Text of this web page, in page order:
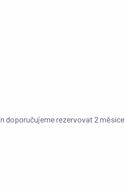
doporučujeme rezervovat 2 měsíce